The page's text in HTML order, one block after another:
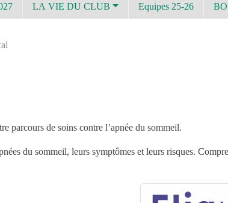
LA VIE DU CLUB Equipes 25-26
parcours de soins contre l’apnée du sommeil.
du sommeil, leurs symptômes et leurs risques.